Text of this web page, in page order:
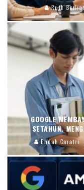
Ruth
GOOGLE
SETAHUN.
Endah Caratri